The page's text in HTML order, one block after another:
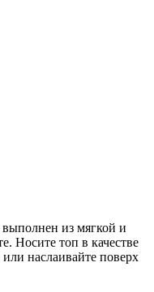
из мягкой и
Носите топ в качестве
наслаивайте поверх